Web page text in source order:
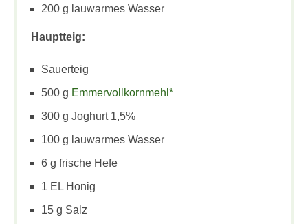
200 g lauwarmes Wasser
Hauptteig:
Sauerteig
500 g Emmervollkornmehl*
300 g Joghurt 1,5%
100 g lauwarmes Wasser
6 g frische Hefe
1 EL Honig
15 g Salz